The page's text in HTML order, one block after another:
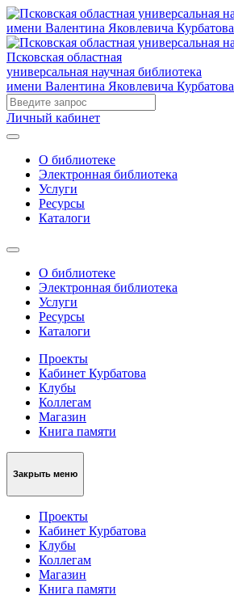
Псковская областная
универсальная научная библиотека
имени Валентина Яковлевича Курбатова
Личный кабинет
О библиотеке
Электронная библиотека
Услуги
Ресурсы
Каталоги
О библиотеке
Электронная библиотека
Услуги
Ресурсы
Каталоги
Проекты
Кабинет Курбатова
Клубы
Коллегам
Магазин
Книга памяти
Закрыть меню
Проекты
Кабинет Курбатова
Клубы
Коллегам
Магазин
Книга памяти